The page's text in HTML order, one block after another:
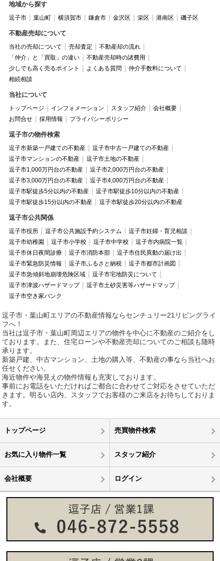
地域から探す
逗子市 葉山町 横須賀市 鎌倉市 金沢区 栄区 港南区 磯子区
不動産売却について
当社の売却について 売却査定
不動産却の流れ
「仲介」と「買取」の違い
不動産売却時の諸費用
少しでも高く売るポイント
よくある質問
仲介手数料について
相続相談
当社について
トップページ インフォメーション スタッフ紹介
会社概要
お問合せ
採用情報 プライバシーポリシー
逗子市の物件検索
逗子市新築一戸建ての不動産
逗子市中古一戸建ての不動産
逗子市マンションの不動産
逗子市土地の不動産
逗子市1,000万円台の不動産
逗子市2,000万円台の不動産
逗子市3,000万円台の不動産
逗子市4,000万円台の不動産
逗子市駅徒歩5分以内の不動産
逗子市駅徒歩10分以内の不動産
逗子市駅徒歩15分以内の不動産
逗子市駅徒歩20分以内の不動産
逗子市公共関係
逗子市役所 逗子市公共施設予約システム
逗子市妊婦・育児相談
逗子市幼稚園
逗子市小学校 逗子市中学校
逗子市内病院一覧
逗子市休日夜間診療
逗子市消防本部
逗子市住民異動の届け出
逗子市緊急防災情報
逗子市ふるさと納税
逗子市都市計画図
逗子市急傾斜地崩壊危険区域
逗子市宅地防災について
逗子市津波ハザードマップ
逗子市土砂災害等ハザードマップ
逗子市空き家バンク
逗子市・葉山町エリアの不動産情報ならセンチュリー21リビングライ
フへ！
当社は逗子市・葉山町周辺エリアの物件を中心に不動産のご紹介をし
ております。また、住宅ローンや不動産売却についてのご相談も随時
承ります。
新築戸建、中古マンション、土地の購入等、不動産の事なら当社へお
任せください。
海近物件や海見えの物件情報も充実しております。
事前にお電話をいただければご都合に合わせてご対応をさせていただ
きます。明るい店内、スタッフでお客様のご来店をお待ちしておりま
す。
トップページ 売買物件検索
お気に入り物件一覧 スタッフ紹介
会社概要 ログイン